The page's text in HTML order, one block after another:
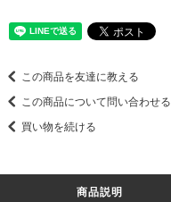
この商品を友達に教える
この商品について問い合わせる
買い物を続ける
商品説明